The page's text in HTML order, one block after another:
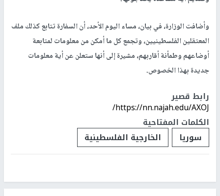
وأضافت الوزارة، في بيان، مساء اليوم الأحد، أن السفارة تتابع كذلك ملف
المعتقلين الفلسطينيين، وتجمع كل ما أمكن من معلومات لمتابعة
أوضاعهم وطمأنة أقاربهم، مشيرة إلى أنها ستعلن عن أية معلومات
جديدة بهذا الخصوص.
رابط قصير
https://nn.najah.edu/AXOJ/
الكلمات المفتاحية
سوريا
الخارجية الفلسطينية